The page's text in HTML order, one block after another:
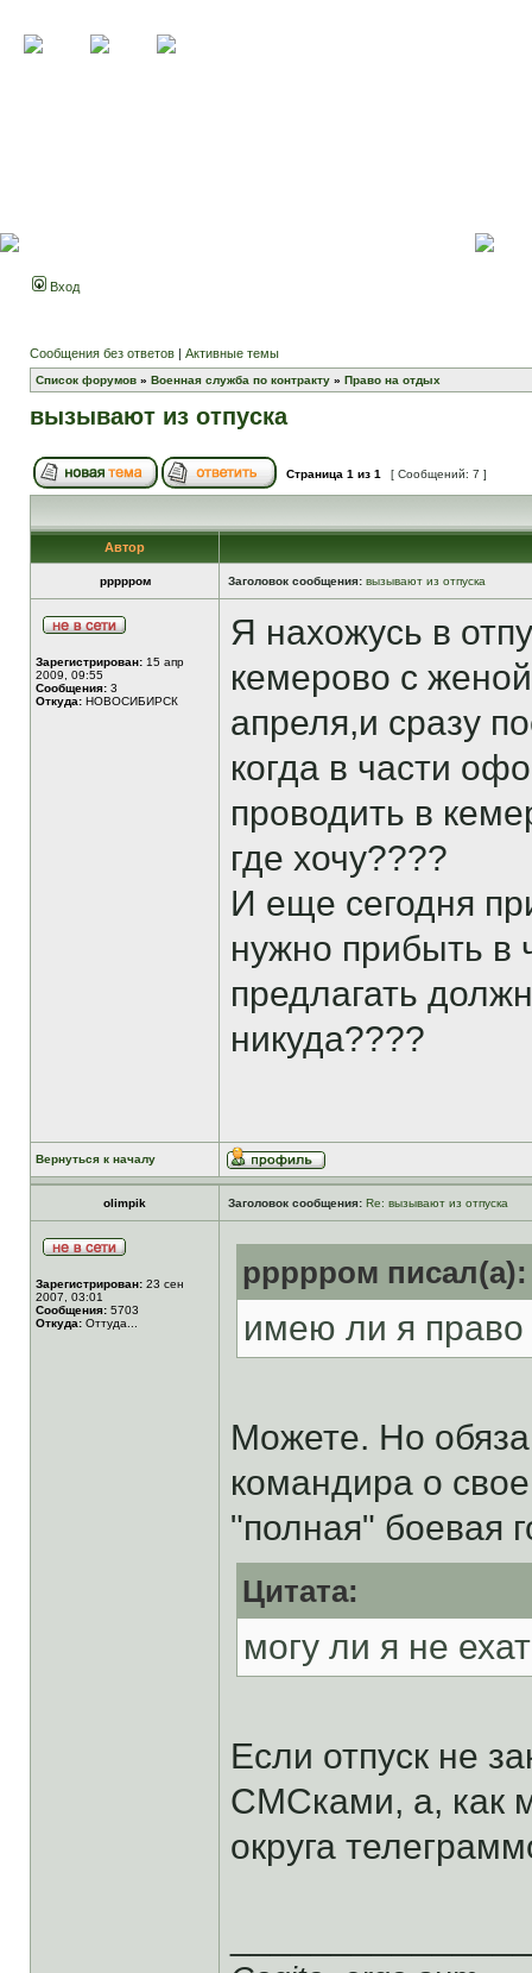
Вход
Сообщения без ответов | Активные темы
Список форумов » Военная служба по контракту » Право на отдых
вызывают из отпуска
Страница 1 из 1 [ Сообщений: 7 ]
Автор
ррррром Заголовок сообщения: вызывают из отпуска
Зарегистрирован: 15 апр
2009, 09:55
Сообщения: 3
Откуда: НОВОСИБИРСК
Я нахожусь в
кемерово с
апреля,и сразу
когда в части
проводить в
где хочу????
И еще сегодня
нужно прибыть в
предлагать
никуда????
Вернуться к началу
olimpik Заголовок сообщения: Re: вызывают из отпуска
Зарегистрирован: 23 сен
2007, 03:01
Сообщения: 5703
Откуда: Оттуда...
ррррром писал(а):
имею ли я право
Можете. Но
командира о
"полная" боевая
Цитата:
могу ли я не
Если отпуск не
СМСками, а, как
округа